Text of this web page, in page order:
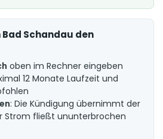
Bad Schandau den
oben im Rechner eingeben
12 Monate Laufzeit und
: Die Kündigung übernimmt der
Strom fließt ununterbrochen